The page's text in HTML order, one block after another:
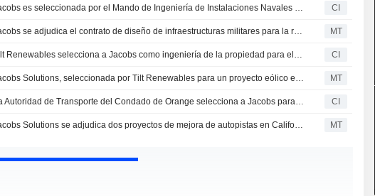
Jacobs es seleccionada por el Mando de Ingeniería de Instalaciones Navales de Washington para el diseño de ingeniería de instalaciones militares en la región de la capital de Estados Unidos CI
Jacobs se adjudica el contrato de diseño de infraestructuras militares para la región de la capital MT
Tilt Renewables selecciona a Jacobs como ingeniería de la propiedad para el proyecto eólico de Palmer CI
Jacobs Solutions, seleccionada por Tilt Renewables para un proyecto eólico en Australia MT
La Autoridad de Transporte del Condado de Orange selecciona a Jacobs para impulsar la modernización de las principales autopistas de California CI
Jacobs Solutions se adjudica dos proyectos de mejora de autopistas en California MT